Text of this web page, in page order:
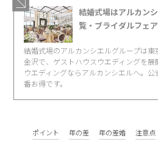
結婚式場はアルカン
覧・ブライダルフェ
結婚式場のアルカンシエルグループは東
金沢で、ゲストハウスウエディングを
ウエディングならアルカンシエルへ。
番お得です。
ポイント 年の差 年の差婚 注意点